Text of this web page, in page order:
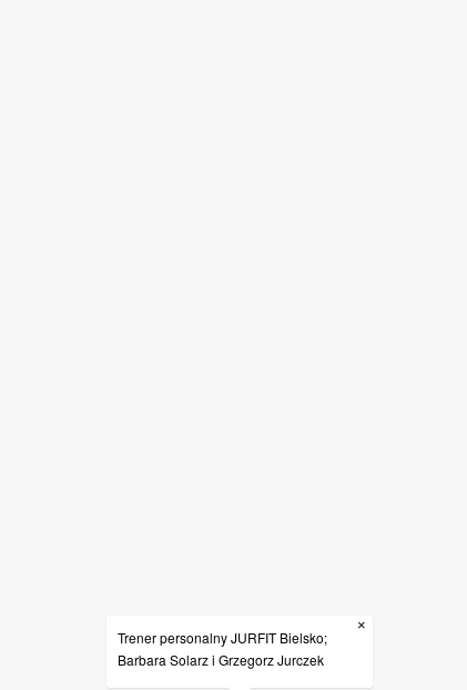
Trener personalny JURFIT Bielsko;
Barbara Solarz i Grzegorz Jurczek
×